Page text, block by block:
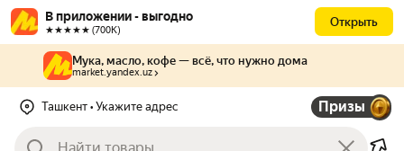
В приложении - выгодно
★★★★★ (700К)
Открыть
Мука, масло, кофе — всё, что нужно дома
market.yandex.uz
Ташкент • Укажите адрес Призы